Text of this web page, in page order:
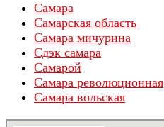
Самара
Самарская область
Самара мичурина
Сдэк самара
Самарой
Самара революционная
Самара вольская